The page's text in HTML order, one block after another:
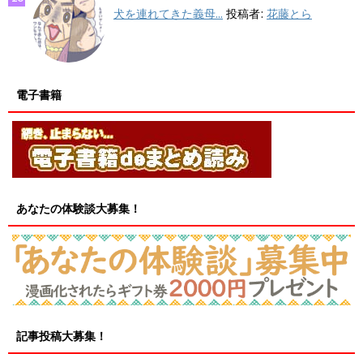
犬を連れてきた義母... 投稿者: 花藤とら
電子書籍
あなたの体験談大募集！
記事投稿大募集！